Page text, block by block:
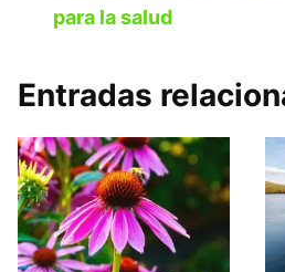
para la salud
Entradas